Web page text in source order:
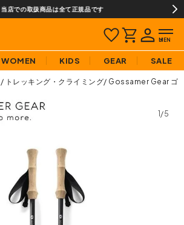
当店での取扱商品は全て正規品です
WOMEN KIDS GEAR SALE
トレッキング・クライミング Gossamer Gear ゴ
1/5